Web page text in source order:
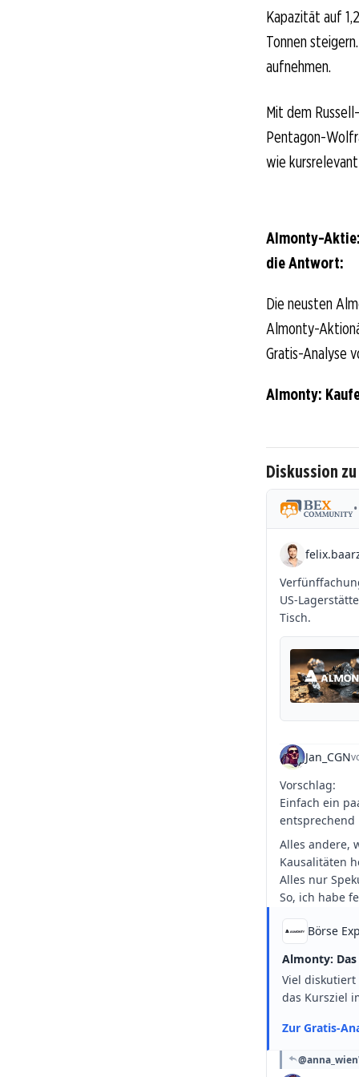
Kapazität auf
Tonnen
aufnehmen.
Mit dem
Pentagon-
wie
Almonty-
die Antwort:
Die neusten
Almonty-
Gratis-Analyse
Almonty:
Diskussion